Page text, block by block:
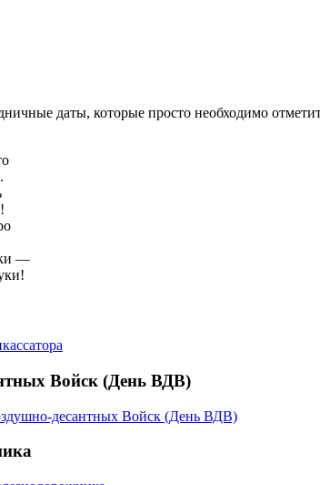
даты, которые просто необходимо
—
Войск (День ВДВ)
десантных Войск (День ВДВ)